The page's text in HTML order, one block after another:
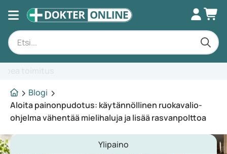
Blogi
Aloita painonpudotus: käytännöllinen ruokavalio-
ohjelma vähentää mielihaluja ja lisää rasvanpolttoa
Ylipaino